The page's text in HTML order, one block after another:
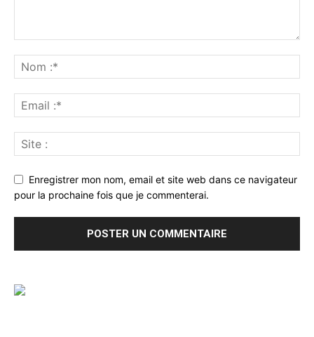
Enregistrer mon nom, email et site web dans ce navigateur
pour la prochaine fois que je commenterai.